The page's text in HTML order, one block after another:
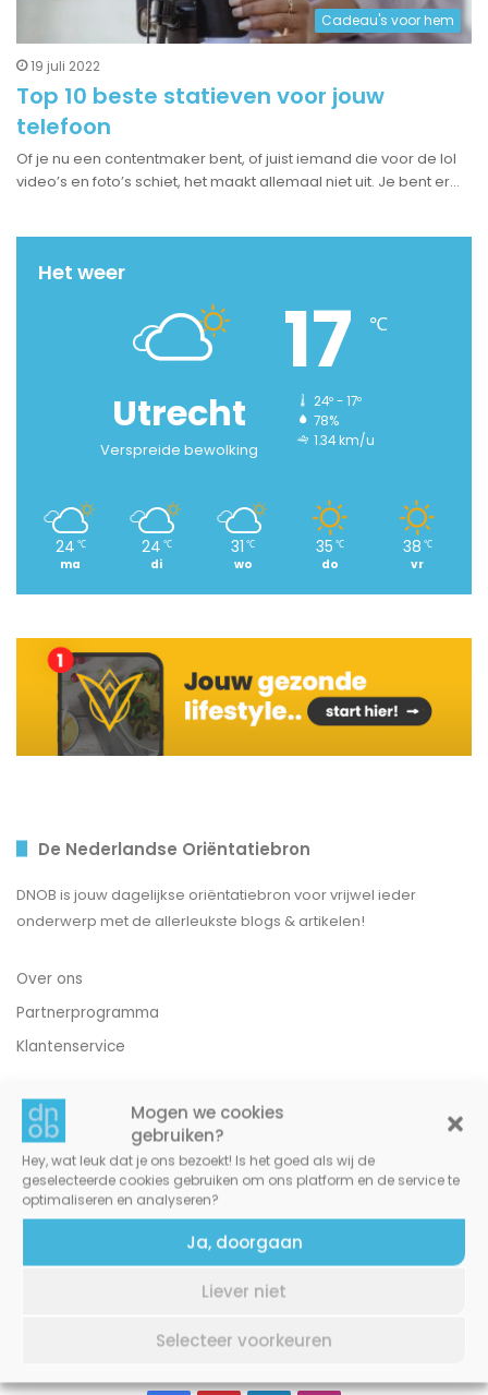
Mogen we cookies
gebruiken?
Hey, wat leuk dat je ons bezoekt! Is het goed als wij de
geselecteerde cookies gebruiken om ons platform en de service te
optimaliseren en analyseren?
Ja, doorgaan
Liever niet
Selecteer voorkeuren
Cadeau's voor hem
19 juli 2022
Top 10 beste statieven voor jouw
telefoon
Of je nu een contentmaker bent, of juist iemand die voor de lol
video’s en foto’s schiet, het maakt allemaal niet uit. Je bent er…
Het weer
Utrecht
Verspreide bewolking
17 ℃
24º - 17º
78%
1.34 km/u
24 ℃
ma
24 ℃
di
31 ℃
wo
35 ℃
do
38 ℃
vr
De Nederlandse Oriëntatiebron
DNOB is jouw dagelijkse oriëntatiebron voor vrijwel ieder
onderwerp met de allerleukste blogs & artikelen!
Over ons
Partnerprogramma
Klantenservice